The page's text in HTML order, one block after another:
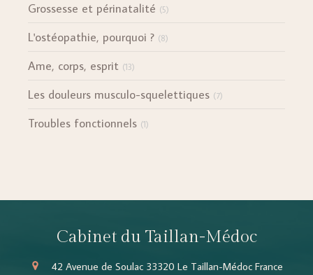
Grossesse et périnatalité (5)
L'ostéopathie, pourquoi ? (8)
Ame, corps, esprit (13)
Les douleurs musculo-squelettiques (7)
Troubles fonctionnels (1)
Cabinet du Taillan-Médoc
42 Avenue de Soulac 33320 Le Taillan-Médoc France